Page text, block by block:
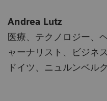
Andrea Lutz
医療、テクノロジー、
ャーナリスト、ビジネ
ドイツ、ニュルンベル